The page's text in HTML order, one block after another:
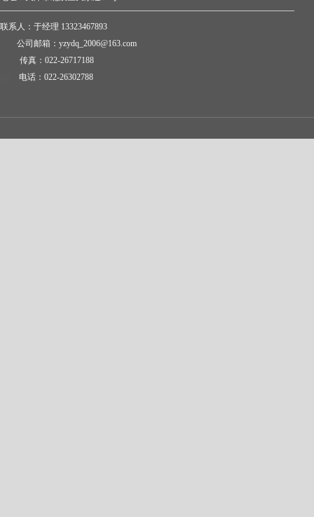
联系人：于经理 13323467893
公司邮箱：yzydq_2006@163.com
传真：022-26717188
电话：022-26302788